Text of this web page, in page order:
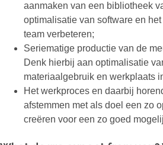
aanmaken van een bibliotheek
optimalisatie van software en
team verbeteren;
Seriematige productie van de
Denk hierbij aan optimalisatie
materiaalgebruik en werkplaats
Het werkproces en daarbij
afstemmen met als doel een zo
creëren voor een zo goed